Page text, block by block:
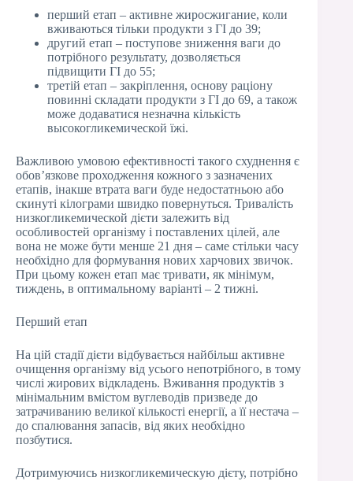
перший етап – активне жиросжигание, коли
вживаються тільки продукти з ГІ до 39;
другий етап – поступове зниження ваги до
потрібного результату, дозволяється
підвищити ГІ до 55;
третій етап – закріплення, основу раціону
повинні складати продукти з ГІ до 69, а також
може додаватися незначна кількість
высокогликемической їжі.
Важливою умовою ефективності такого схуднення є
обов’язкове проходження кожного з зазначених
етапів, інакше втрата ваги буде недостатньою або
скинуті кілограми швидко повернуться. Тривалість
низкогликемической дієти залежить від
особливостей організму і поставлених цілей, але
вона не може бути менше 21 дня – саме стільки часу
необхідно для формування нових харчових звичок.
При цьому кожен етап має тривати, як мінімум,
тиждень, в оптимальному варіанті – 2 тижні.
Перший етап
На цій стадії дієти відбувається найбільш активне
очищення організму від усього непотрібного, в тому
числі жирових відкладень. Вживання продуктів з
мінімальним вмістом вуглеводів призведе до
затрачиванию великої кількості енергії, а її нестача –
до спалювання запасів, від яких необхідно
позбутися.
Дотримуючись низкогликемическую дієту, потрібно